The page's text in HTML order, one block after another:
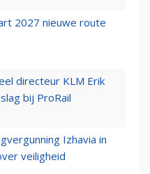
2027 nieuwe route
directeur KLM Erik
bij ProRail
Izhavia in
veiligheid